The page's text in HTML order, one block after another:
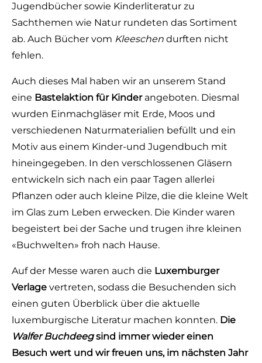
Jugendbücher sowie Kinderliteratur zu
Sachthemen wie Natur rundeten das Sortiment
ab. Auch Bücher vom Kleeschen durften nicht
fehlen.
Auch dieses Mal haben wir an unserem Stand
eine Bastelaktion für Kinder angeboten. Diesmal
wurden Einmachgläser mit Erde, Moos und
verschiedenen Naturmaterialien befüllt und ein
Motiv aus einem Kinder-und Jugendbuch mit
hineingegeben. In den verschlossenen Gläsern
entwickeln sich nach ein paar Tagen allerlei
Pflanzen oder auch kleine Pilze, die die kleine Welt
im Glas zum Leben erwecken. Die Kinder waren
begeistert bei der Sache und trugen ihre kleinen
«Buchwelten» froh nach Hause.
Auf der Messe waren auch die Luxemburger
Verlage vertreten, sodass die Besuchenden sich
einen guten Überblick über die aktuelle
luxemburgische Literatur machen konnten. Die
Walfer Buchdeegsind immer wieder einen
Besuch wert und wir freuen uns, im nächsten Jahr